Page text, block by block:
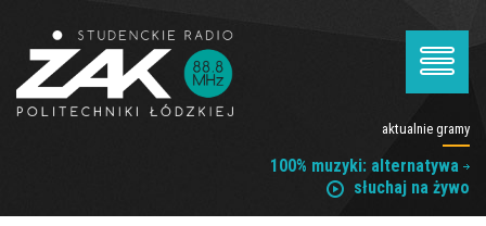
aktualnie gramy
100% muzyki: alternatywa
słuchaj na żywo